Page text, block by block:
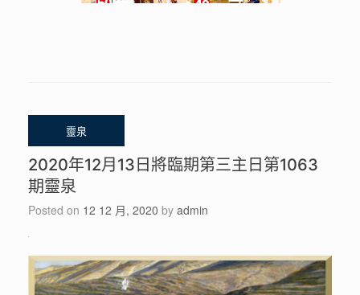
2020年12月13日將臨期第三主日第1063
期靈泉
Posted on 12 12 月, 2020 by admin